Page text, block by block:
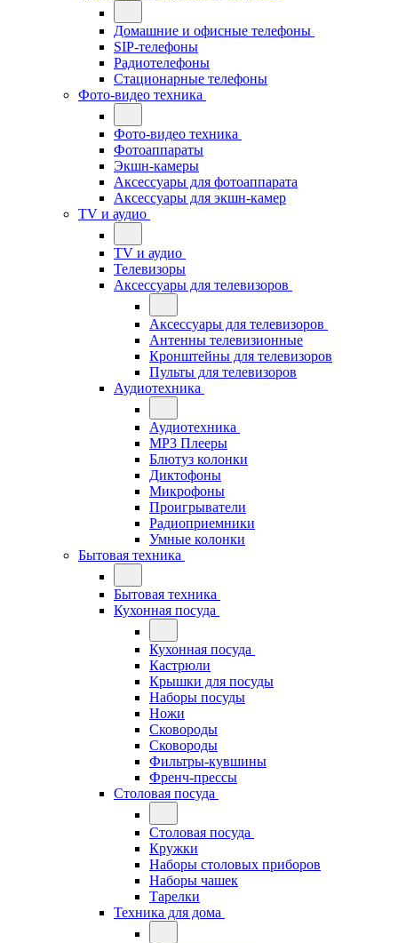
Домашние и офисные телефоны
SIP-телефоны
Радиотелефоны
Стационарные телефоны
Фото-видео техника
Фото-видео техника
Фотоаппараты
Экшн-камеры
Аксессуары для фотоаппарата
Аксессуары для экшн-камер
TV и аудио
TV и аудио
Телевизоры
Аксессуары для телевизоров
Аксессуары для телевизоров
Антенны телевизионные
Кронштейны для телевизоров
Пульты для телевизоров
Аудиотехника
Аудиотехника
MP3 Плееры
Блютуз колонки
Диктофоны
Микрофоны
Проигрыватели
Радиоприемники
Умные колонки
Бытовая техника
Бытовая техника
Кухонная посуда
Кухонная посуда
Кастрюли
Крышки для посуды
Наборы посуды
Ножи
Сковороды
Сковороды
Фильтры-кувшины
Френч-прессы
Столовая посуда
Столовая посуда
Кружки
Наборы столовых приборов
Наборы чашек
Тарелки
Техника для дома